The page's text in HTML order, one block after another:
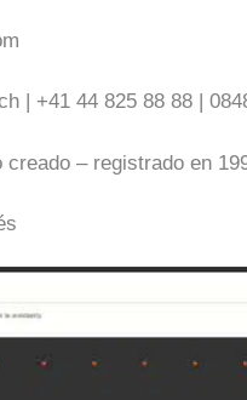
| +41 44 825 88 88 |
– registrado en